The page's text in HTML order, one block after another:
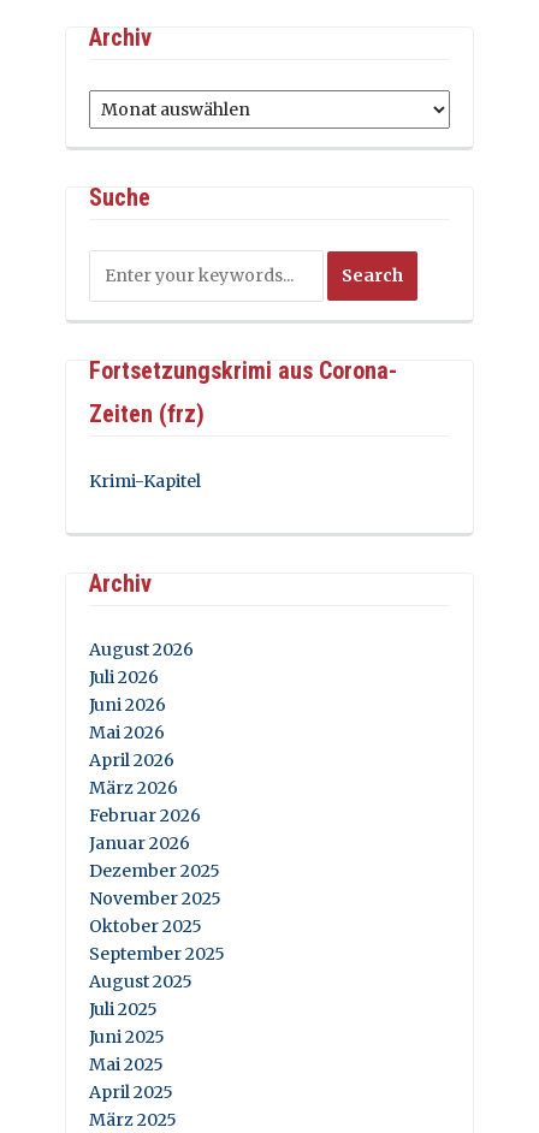
Archiv
Archiv
Suche
Fortsetzungskrimi aus Corona-
Zeiten (frz)
Krimi-Kapitel
Archiv
August 2026
Juli 2026
Juni 2026
Mai 2026
April 2026
März 2026
Februar 2026
Januar 2026
Dezember 2025
November 2025
Oktober 2025
September 2025
August 2025
Juli 2025
Juni 2025
Mai 2025
April 2025
März 2025